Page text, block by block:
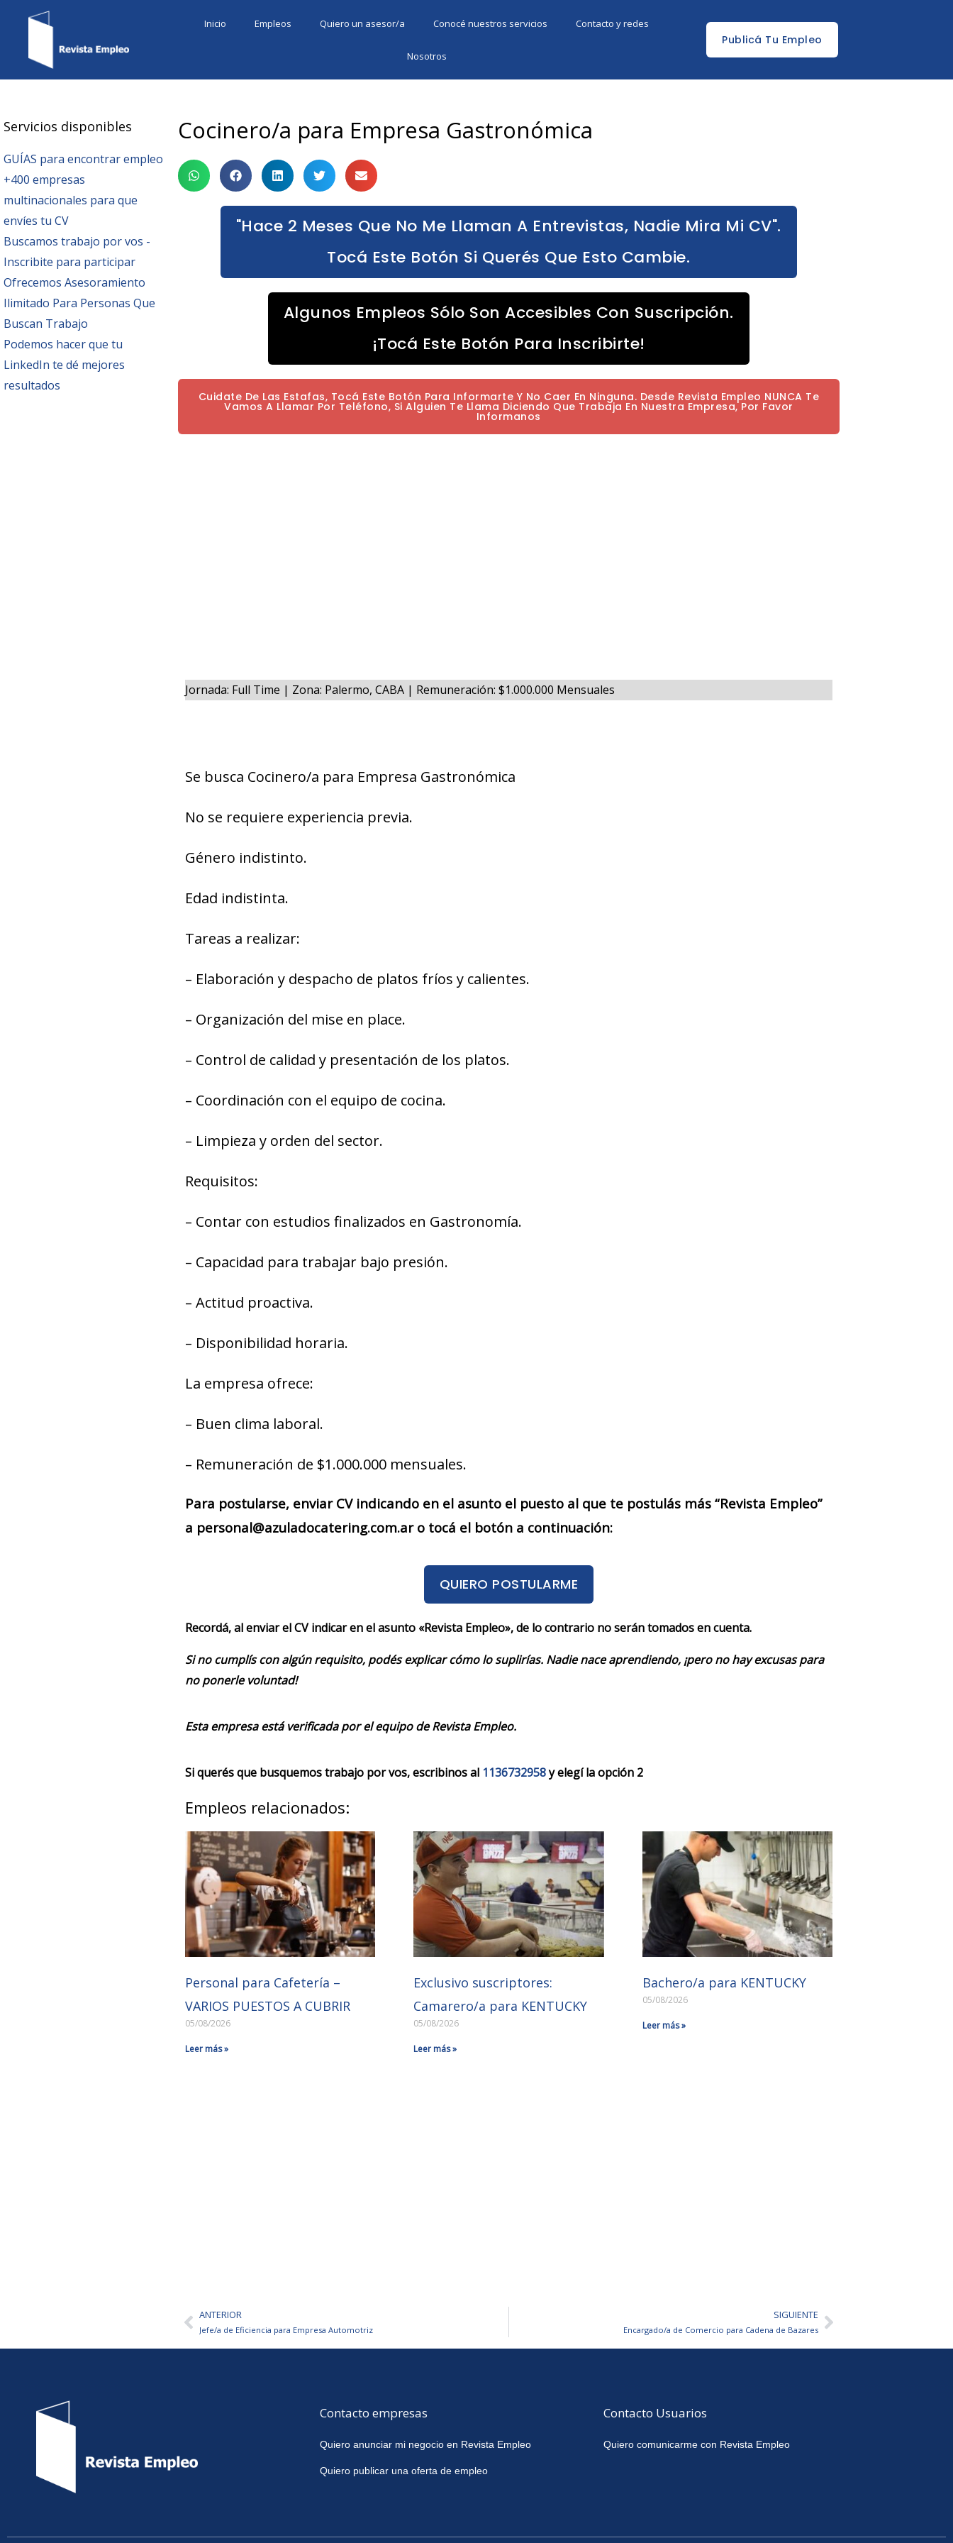
Inicio Empleos Quiero un asesor/a Conocé nuestros servicios Contacto y redes
Nosotros
Publicá Tu Empleo
Servicios disponibles
GUÍAS para encontrar empleo
+400 empresas
multinacionales para que
envíes tu CV
Buscamos trabajo por vos -
Inscribite para participar
Ofrecemos Asesoramiento
Ilimitado Para Personas Que
Buscan Trabajo
Podemos hacer que tu
LinkedIn te dé mejores
resultados
Cocinero/a para Empresa Gastronómica
"Hace 2 Meses Que No Me Llaman A Entrevistas, Nadie Mira Mi CV".
Tocá Este Botón Si Querés Que Esto Cambie.
Algunos Empleos Sólo Son Accesibles Con Suscripción.
¡Tocá Este Botón Para Inscribirte!
Cuidate De Las Estafas, Tocá Este Botón Para Informarte Y No Caer En Ninguna. Desde Revista Empleo NUNCA Te
Vamos A Llamar Por Teléfono, Si Alguien Te Llama Diciendo Que Trabaja En Nuestra Empresa, Por Favor
Informanos
Jornada: Full Time | Zona: Palermo, CABA | Remuneración: $1.000.000 Mensuales
Se busca Cocinero/a para Empresa Gastronómica
No se requiere experiencia previa.
Género indistinto.
Edad indistinta.
Tareas a realizar:
– Elaboración y despacho de platos fríos y calientes.
– Organización del mise en place.
– Control de calidad y presentación de los platos.
– Coordinación con el equipo de cocina.
– Limpieza y orden del sector.
Requisitos:
– Contar con estudios finalizados en Gastronomía.
– Capacidad para trabajar bajo presión.
– Actitud proactiva.
– Disponibilidad horaria.
La empresa ofrece:
– Buen clima laboral.
– Remuneración de $1.000.000 mensuales.
Para postularse, enviar CV indicando en el asunto el puesto al que te postulás más “Revista Empleo”
a personal@azuladocatering.com.ar o tocá el botón a continuación:
QUIERO POSTULARME
Recordá, al enviar el CV indicar en el asunto «Revista Empleo», de lo contrario no serán tomados en cuenta.
Si no cumplís con algún requisito, podés explicar cómo lo suplirías. Nadie nace aprendiendo, ¡pero no hay excusas para
no ponerle voluntad!
Esta empresa está verificada por el equipo de Revista Empleo.
Si querés que busquemos trabajo por vos, escribinos al 1136732958y elegí la opción 2
Empleos relacionados:
Personal para Cafetería –
VARIOS PUESTOS A CUBRIR
05/08/2026
Leer más »
Exclusivo suscriptores:
Camarero/a para KENTUCKY
05/08/2026
Leer más »
Bachero/a para KENTUCKY
05/08/2026
Leer más »
AntANTERIOR
Jefe/a de Eficiencia para Empresa Automotriz
SIGUIENTE
Encargado/a de Comercio para Cadena de BazaresSiguiente
Contacto empresas
Quiero anunciar mi negocio en Revista Empleo
Quiero publicar una oferta de empleo
Contacto Usuarios
Quiero comunicarme con Revista Empleo